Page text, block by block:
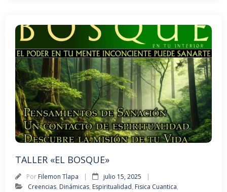
TALLER «EL BOSQUE»
Por Filemon Tlapa
julio 15, 2025
Creencias, Dinámicas, Espiritualidad, Fisica Cuantica,